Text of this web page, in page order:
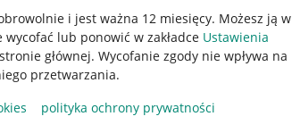
i jest ważna 12 miesięcy. Możesz ją w
lub ponowić w zakładce Ustawienia
głównej. Wycofanie zgody nie wpływa na
przetwarzania.
polityka ochrony prywatności